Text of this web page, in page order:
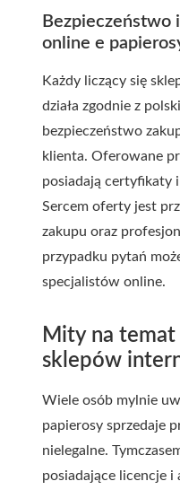
Bezpieczeństwo
online e
Każdy liczący się
działa zgodnie z
bezpieczeństwo
klienta. Oferowane
posiadają certyfikaty
Sercem oferty jest
zakupu oraz
przypadku pytań
specjalistów online.
Mity na
sklepów
Wiele osób mylnie
papierosy sprzedaje
nielegalne.
posiadające licencje